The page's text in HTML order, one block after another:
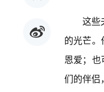
这些
的光芒
恩爱；
们的伴侣